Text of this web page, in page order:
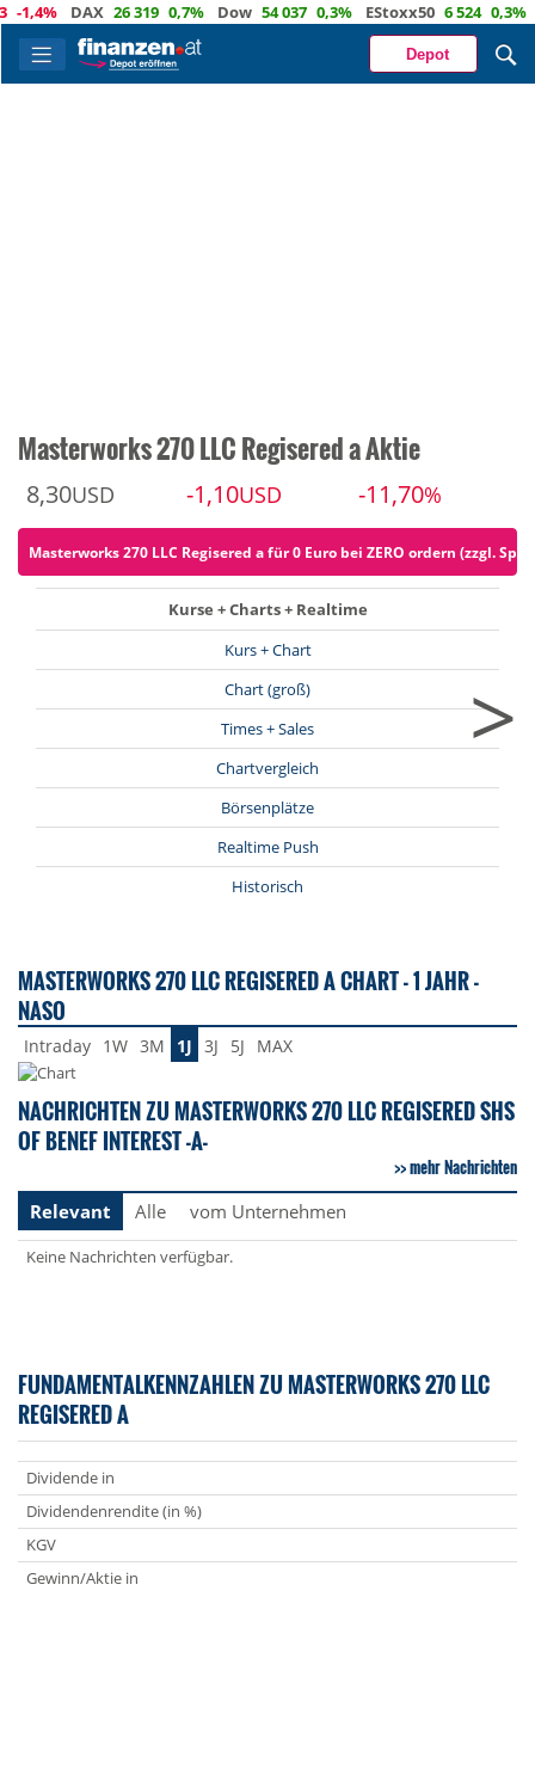
DAX 26 319 0,7% Dow 54 037 0,3% EStoxx50 6 524 0,3%
Depot
Masterworks 270 LLC Regisered a Aktie
8,30USD -1,10USD -11,70%
Masterworks 270 LLC Regisered a für 0 Euro bei ZERO ordern (zzgl.
Kurse + Charts + Realtime
Kurs + Chart
Chart (groß)
Times + Sales
Chartvergleich
Börsenplätze
Realtime Push
Historisch
>
MASTERWORKS 270 LLC REGISERED A CHART - 1 JAHR -
NASO
Intraday 1W 3M 1J 3J 5J MAX
NACHRICHTEN ZU MASTERWORKS 270 LLC REGISERED SHS
OF BENEF INTEREST -A-
mehr Nachrichten
Relevant
Alle vom Unternehmen
Keine Nachrichten verfügbar.
FUNDAMENTALKENNZAHLEN ZU MASTERWORKS 270 LLC
REGISERED A
Dividende in
Dividendenrendite (in %)
KGV
Gewinn/Aktie in